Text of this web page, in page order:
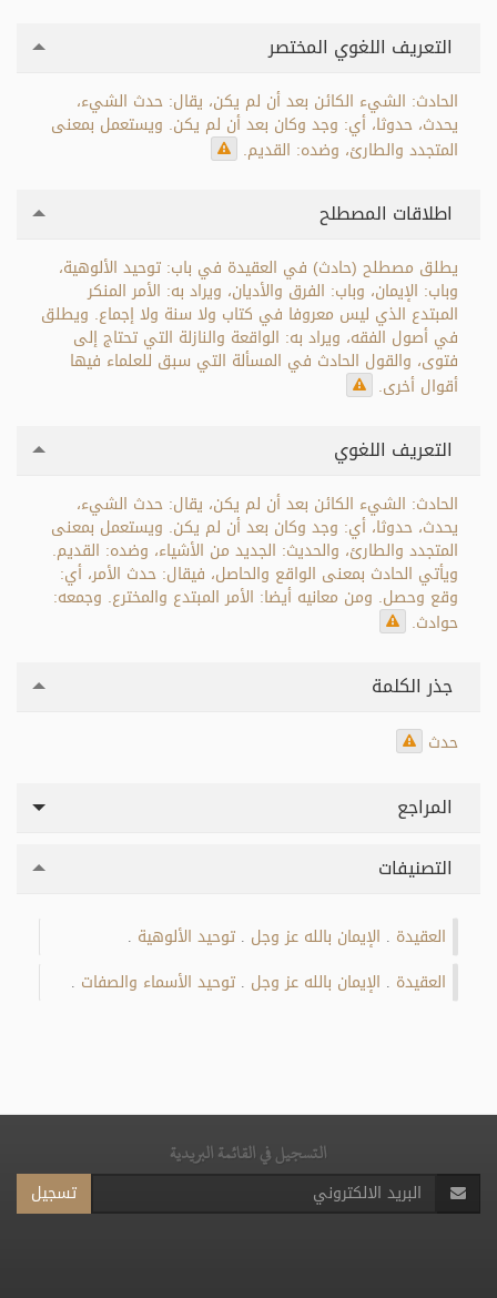
التعريف اللغوي المختصر
الحادث: الشيء الكائن بعد أن لم يكن، يقال: حدث الشيء،
يحدث، حدوثا، أي: وجد وكان بعد أن لم يكن. ويستعمل بمعنى
المتجدد والطارئ، وضده: القديم.
اطلاقات المصطلح
يطلق مصطلح (حادث) في العقيدة في باب: توحيد الألوهية،
وباب: الإيمان، وباب: الفرق والأديان، ويراد به: الأمر المنكر
المبتدع الذي ليس معروفا في كتاب ولا سنة ولا إجماع. ويطلق
في أصول الفقه، ويراد به: الواقعة والنازلة التي تحتاج إلى
فتوى، والقول الحادث في المسألة التي سبق للعلماء فيها
أقوال أخرى.
التعريف اللغوي
الحادث: الشيء الكائن بعد أن لم يكن، يقال: حدث الشيء،
يحدث، حدوثا، أي: وجد وكان بعد أن لم يكن. ويستعمل بمعنى
المتجدد والطارئ، والحديث: الجديد من الأشياء، وضده: القديم.
ويأتي الحادث بمعنى الواقع والحاصل، فيقال: حدث الأمر، أي:
وقع وحصل. ومن معانيه أيضا: الأمر المبتدع والمخترع. وجمعه:
حوادث.
جذر الكلمة
حدث
المراجع
التصنيفات
العقيدة الإيمان بالله عز وجل توحيد الألوهية
العقيدة الإيمان بالله عز وجل توحيد الأسماء والصفات
التسجيل في القائمة البريدية
تسجيل